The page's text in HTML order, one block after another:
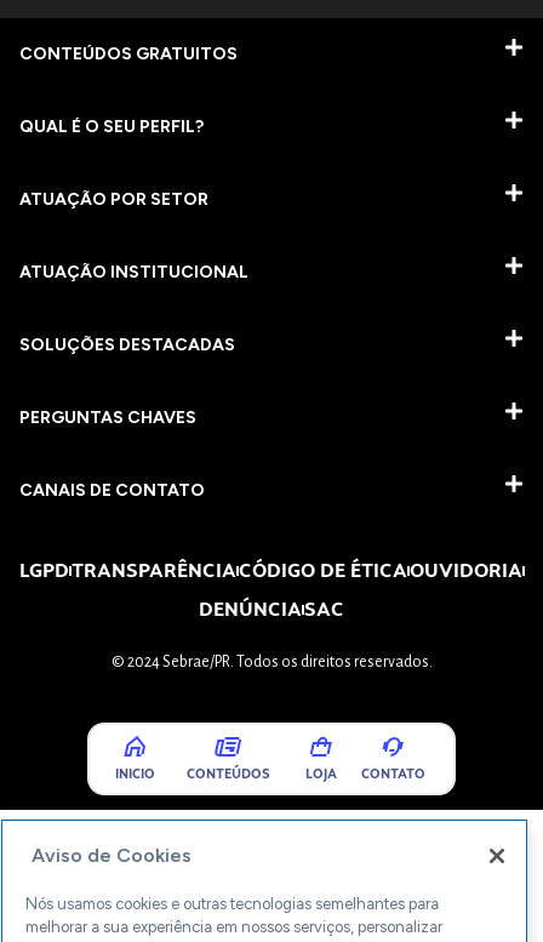
CONTEÚDOS GRATUITOS
QUAL É O SEU PERFIL?
ATUAÇÃO POR SETOR
ATUAÇÃO INSTITUCIONAL
SOLUÇÕES DESTACADAS
PERGUNTAS CHAVES​
CANAIS DE CONTATO
LGPDTRANSPARÊNCIACÓDIGO DE ÉTICAOUVIDORIA
DENÚNCIASAC
© 2024 Sebrae/PR. Todos os direitos reservados.
INICIO CONTEÚDOS LOJA CONTATO
Aviso de Cookies
Nós usamos cookies e outras tecnologias semelhantes para
melhorar a sua experiência em nossos serviços, personalizar